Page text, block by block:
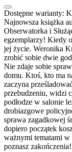
Dostępne warianty:
Najnowsza książka
Obserwatorka i
egzemplarzy! Kiedy
jej życie. Weronika
zrobić sobie dwie
Nie zdaje sobie
domu. Ktoś, kto ma
zaczyna
przebudzeniu, widzi
podłodze w salonie
drobiazgowe
sprawa zagadkowej
dopiero początek
ważnymi tematami
poznasz